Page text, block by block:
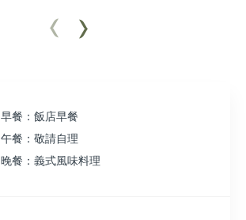
早餐：飯店早餐
午餐：敬請自理
晚餐：義式風味料理